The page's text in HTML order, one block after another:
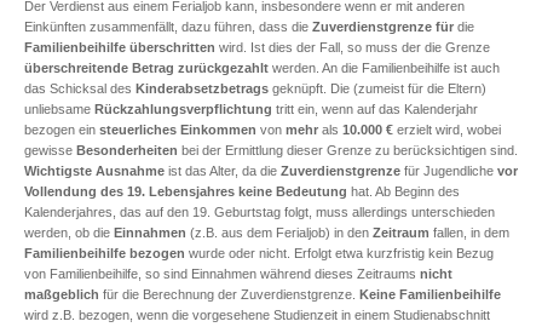
Der Verdienst aus einem Ferialjob kann, insbesondere wenn er mit anderen
Einkünften zusammenfällt, dazu führen, dass die Zuverdienstgrenze für die
Familienbeihilfe überschritten wird. Ist dies der Fall, so muss der die Grenze
überschreitende Betrag zurückgezahlt werden. An die Familienbeihilfe ist auch
das Schicksal des Kinderabsetzbetrags geknüpft. Die (zumeist für die Eltern)
unliebsame Rückzahlungsverpflichtung tritt ein, wenn auf das Kalenderjahr
bezogen ein steuerliches Einkommen von mehr als 10.000 € erzielt wird, wobei
gewisse Besonderheiten bei der Ermittlung dieser Grenze zu berücksichtigen sind.
Wichtigste Ausnahme ist das Alter, da die Zuverdienstgrenze für Jugendliche vor
Vollendung des 19. Lebensjahres keine Bedeutung hat. Ab Beginn des
Kalenderjahres, das auf den 19. Geburtstag folgt, muss allerdings unterschieden
werden, ob die Einnahmen (z.B. aus dem Ferialjob) in den Zeitraum fallen, in dem
Familienbeihilfe bezogen wurde oder nicht. Erfolgt etwa kurzfristig kein Bezug
von Familienbeihilfe, so sind Einnahmen während dieses Zeitraums nicht
maßgeblich für die Berechnung der Zuverdienstgrenze. Keine Familienbeihilfe
wird z.B. bezogen, wenn die vorgesehene Studienzeit in einem Studienabschnitt